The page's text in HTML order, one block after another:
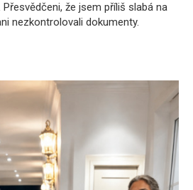
že jsem příliš slabá na
nezkontrolovali dokumenty.